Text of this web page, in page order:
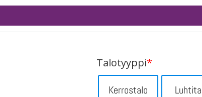
Talotyyppi*
Kerrostalo